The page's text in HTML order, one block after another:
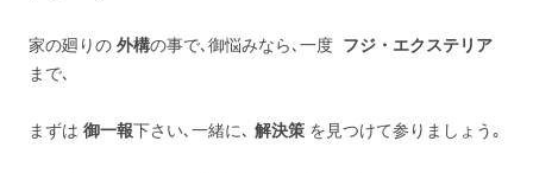
家の廻りの 外構の事で､御悩みなら､一度 フジ・エクステリア
まで､
まずは 御一報下さい､一緒に､ 解決策 を見つけて参りましょう｡